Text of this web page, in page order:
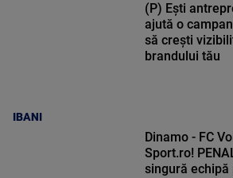
IBANI
(P) Ești
ajută o
să crești
brandului tău
Dinamo - FC
Sport.ro!
singură echipă